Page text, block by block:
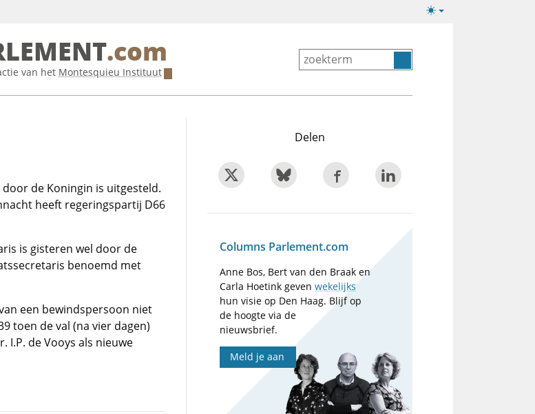
Lichte/donkere
.com
van het Montesquieu Instituut
door de Koningin is uitgesteld.
heeft regeringspartij D66
is gisteren wel door de
benoemd met
een bewindspersoon niet
toen de val (na vier dagen)
I.P. de Vooys als nieuwe
Delen
Columns Parlement.com
Anne Bos, Bert van den Braak en
Carla Hoetink gevenwekelijks
hun visie op Den Haag. Blijf op
de hoogte via de
nieuwsbrief.
Meld je aan